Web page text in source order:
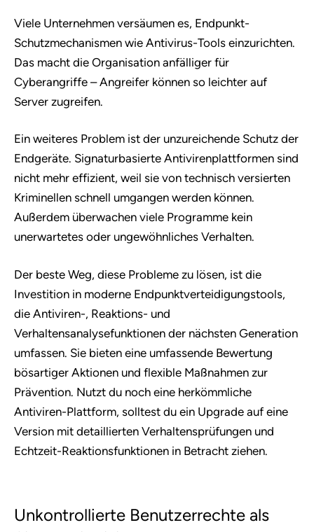
Viele Unternehmen versäumen es, Endpunkt-
Schutzmechanismen wie Antivirus-Tools einzurichten.
Das macht die Organisation anfälliger für
Cyberangriffe – Angreifer können so leichter auf
Server zugreifen.
Ein weiteres Problem ist der unzureichende Schutz der
Endgeräte. Signaturbasierte Antivirenplattformen sind
nicht mehr effizient, weil sie von technisch versierten
Kriminellen schnell umgangen werden können.
Außerdem überwachen viele Programme kein
unerwartetes oder ungewöhnliches Verhalten.
Der beste Weg, diese Probleme zu lösen, ist die
Investition in moderne Endpunktverteidigungstools,
die Antiviren-, Reaktions- und
Verhaltensanalysefunktionen der nächsten Generation
umfassen. Sie bieten eine umfassende Bewertung
bösartiger Aktionen und flexible Maßnahmen zur
Prävention. Nutzt du noch eine herkömmliche
Antiviren-Plattform, solltest du ein Upgrade auf eine
Version mit detaillierten Verhaltensprüfungen und
Echtzeit-Reaktionsfunktionen in Betracht ziehen.
Unkontrollierte Benutzerrechte als